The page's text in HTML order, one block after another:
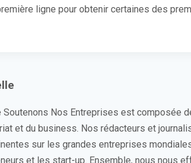
ligne pour obtenir certaines des
Soutenons Nos Entreprises est composée
et du business. Nos rédacteurs et
sur les grandes entreprises
et les start-up. Ensemble, nous nous